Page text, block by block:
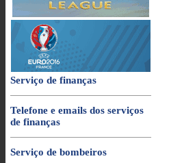
Serviço de finanças
Telefone e emails dos serviços
de finanças
Serviço de bombeiros